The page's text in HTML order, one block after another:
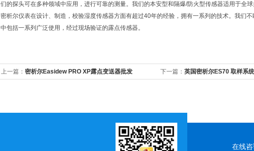
们的探头可在多种领域中应用，进行可靠的测量。我们的本安型和隔爆/防火型传感器适用于全球
密析尔仪表在设计、制造，校验湿度传感器方面有超过40年的经验，拥有一系列的技术。我们
中包括一系列广泛使用，经过现场验证的露点传感器。
上一篇： 密析尔Easidew PRO XP露点变送器批发 下一篇： 英国密析尔ES70 取样系
在线咨